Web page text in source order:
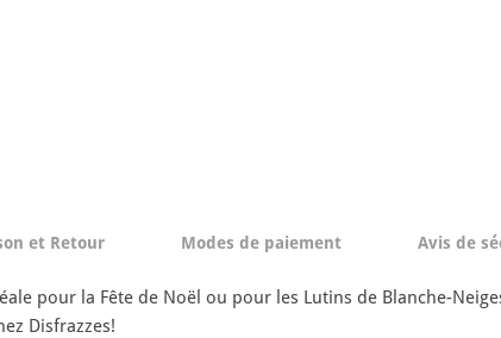
et Retour Modes de paiement Avis de
pour la Fête de Noël ou pour les Lutins de Blanche-
Disfrazzes!